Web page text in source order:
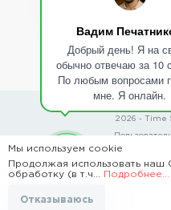
Вадим
Добрый день! Я на
обычно отвечаю за 10
По любым вопросами
мне. Я онлайн.
Отправляя сведения, я
персональных данных
персональных
принимаю условия
2026 - Time
Политика
Мы используем cookie
Продолжая использовать наш
обработку (в т.ч...
Подробнее...
Отказываюсь
Turns on site high speed to